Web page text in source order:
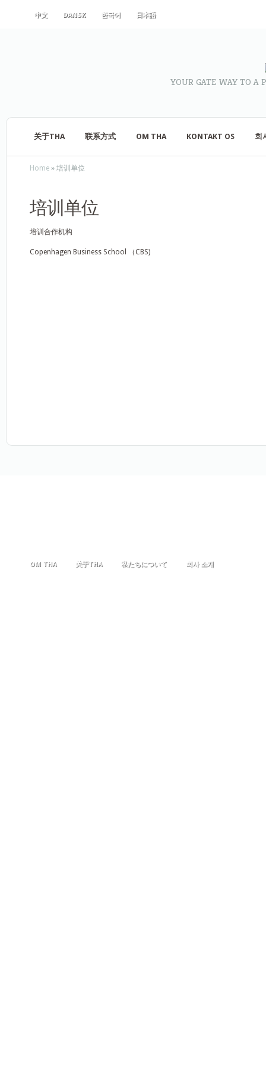
中文 DANSK 한국어 日本語
YOUR GATE WAY TO A
关于THA 联系方式 OM THA KONTAKT OS 회
Home » 培训单位
培训单位
培训合作机构
Copenhagen Business School （CBS)
OM THA 关于THA 私たちについて 회사 소개